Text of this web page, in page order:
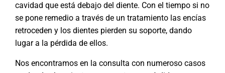
cavidad que está debajo del diente. Con el tiempo si no
se pone remedio a través de un tratamiento las encías
retroceden y los dientes pierden su soporte, dando
lugar a la pérdida de ellos.
Nos encontramos en la consulta con numeroso casos